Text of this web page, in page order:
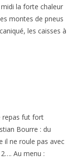
la forte chaleur
montes de pneus
les caisses à
repas fut fort
Bourre : du
il ne roule pas avec
Au menu :